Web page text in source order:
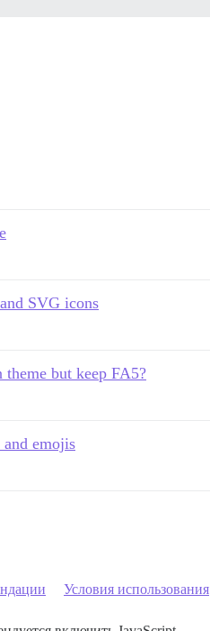
SVG icons
but keep FA5?
emojis
Условия использования